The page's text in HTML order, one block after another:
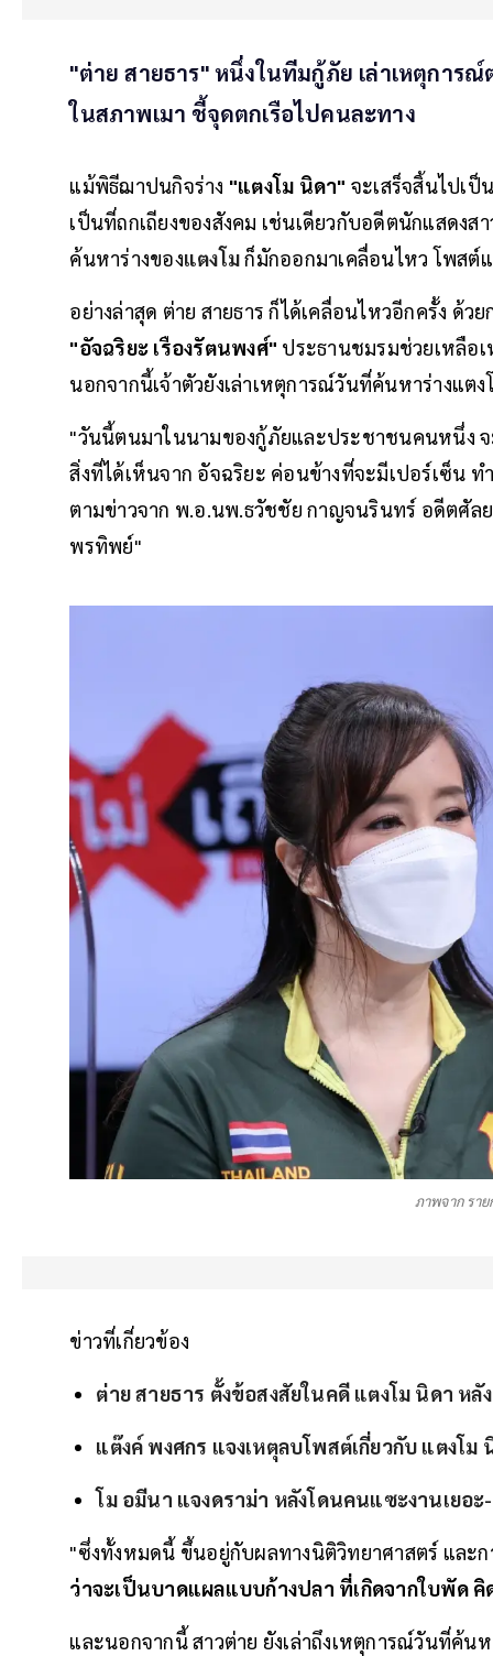
"ต่าย สายธาร" หนึ่งในทีมกู้ภัย เล่าเหตุกา
ในสภาพเมา ชี้จุดตกเรือไปคนละทาง
แม้พิธีฌาปนกิจร่าง "แตงโม นิดา" จะเสร็จสิ้นไปเป็
เป็นที่ถกเถียงของสังคม เช่นเดียวกับอดีตนักแสดงส
ค้นหาร่างของแตงโมก็มักออกมาเคลื่อนไหว โพสต์
อย่างล่าสุด ต่าย สายธาร ก็ได้เคลื่อนไหวอีกครั้ง ด้ว
"อัจฉริยะ เรืองรัตนพงศ์" ประธานชมรมช่วยเหลือ
นอกจากนี้เจ้าตัวยังเล่าเหตุการณ์วันที่ค้นหาร่างแตง
"วันนี้ตนมาในนามของกู้ภัยและประชาชนคนหนึ่ง
สิ่งที่ได้เห็นจาก อัจฉริยะ ค่อนข้างที่จะมีเปอร์เซ็น
ตามข่าวจาก พ.อ.นพ.ธวัชชัย กาญจนรินทร์ อดีตศั
พรทิพย์"
ภาพจาก ราย
ข่าวที่เกี่ยวข้อง
ต่าย สายธาร ตั้งข้อสงสัยในคดี แตงโม นิดา ห
แต๊งค์ พงศกร แจงเหตุลบโพสต์เกี่ยวกับ แตงโ
โม อมีนา แจงดราม่า หลังโดนคนแซะงานเยอ
"ซึ่งทั้งหมดนี้ ขึ้นอยู่กับผลทางนิติวิทยาศาสตร์ และ
ว่าจะเป็นบาดแผลแบบก้างปลา ที่เกิดจากใบพัด คิ
และนอกจากนี้ สาวต่าย ยังเล่าถึงเหตุการณ์วันที่ค้น